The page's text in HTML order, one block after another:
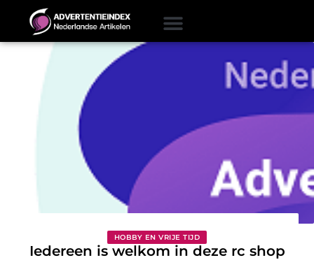
HOBBY EN VRIJE TIJD
Iedereen is welkom in deze rc shop